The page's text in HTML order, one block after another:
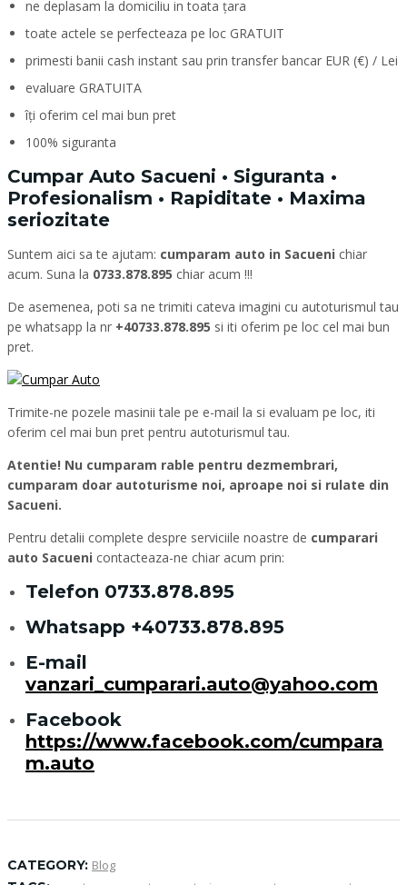
ne deplasam la domiciliu in toata țara
toate actele se perfecteaza pe loc GRATUIT
primesti banii cash instant sau prin transfer bancar EUR (€) / Lei
evaluare GRATUITA
îți oferim cel mai bun pret
100% siguranta
Cumpar Auto Sacueni • Siguranta •
Profesionalism • Rapiditate • Maxima
seriozitate
Suntem aici sa te ajutam: cumparam auto in Sacueni chiar
acum. Suna la 0733.878.895 chiar acum !!!
De asemenea, poti sa ne trimiti cateva imagini cu autoturismul tau
pe whatsapp la nr +40733.878.895 si iti oferim pe loc cel mai bun
pret.
Trimite-ne pozele masinii tale pe e-mail la si evaluam pe loc, iti
oferim cel mai bun pret pentru autoturismul tau.
Atentie! Nu cumparam rable pentru dezmembrari,
cumparam doar autoturisme noi, aproape noi si rulate din
Sacueni.
Pentru detalii complete despre serviciile noastre de cumparari
auto Sacueni contacteaza-ne chiar acum prin:
Telefon 0733.878.895
Whatsapp +40733.878.895
E-mail
vanzari_cumparari.auto@yahoo.com
Facebook
https://www.facebook.com/cumpara
m.auto
CATEGORY: Blog